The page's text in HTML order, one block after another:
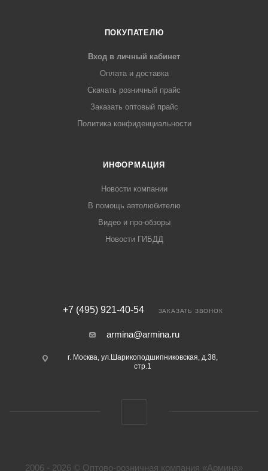
ПОКУПАТЕЛЮ
Вход в личный кабинет
Оплата и доставка
Скачать розничный прайс
Заказать оптовый прайс
Политика конфиденциальности
ИНФОРМАЦИЯ
Новости компании
В помощь автолюбителю
Видео и про-обзоры
Новости ГИБДД
+7 (495) 921-40-54 ЗАКАЗАТЬ ЗВОНОК
armina@armina.ru
г. Москва, ул.Шарикоподшипниковская, д.38,
стр.1
2006 - 2026 © Оптово-розничная компания «Армина»